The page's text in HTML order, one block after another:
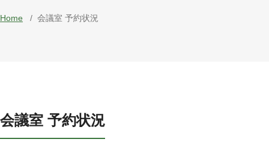
Home / 会議室 予約状況
会議室 予約状況